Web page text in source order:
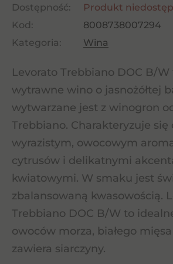
Dostępność:
Produkt
Kod:
8008738007294
Kategoria:
Wina
Levorato Trebbiano DOC B/W
wytrawne wino o jasnożółtej
wytwarzane jest z winogron
Trebbiano. Charakteryzuje się
wyrazistym, owocowym
cytrusów i delikatnymi
kwiatowymi. W smaku jest
zbalansowaną kwasowością.
Trebbiano DOC B/W to
owoców morza, białego
zawiera siarczyny.